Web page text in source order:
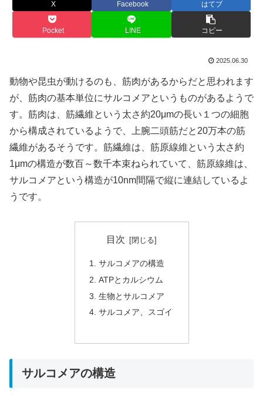
X Facebook はてブ
Pocket LINE コピー
2025.06.30
動物や昆虫が動けるのも、筋肉があるからだと思われます
が、筋肉の基本単位にサルコメアというものがあるようで
す。筋肉は、筋繊維という太さ約20μmの長い１つの細胞
から構成されているようで、上腕二頭筋だと20万本の筋
繊維があるそうです。筋繊維は、筋原線維という太さ約
1μmの構造が数百～数千本束ねられていて、筋原線維は、
サルコメアという構造が10nm間隔で縦に連結しているよ
うです。
目次
サルコメアの構造
ATPとカルシウム
生物とサルコメア
サルコメア、スゴイ
サルコメアの構造